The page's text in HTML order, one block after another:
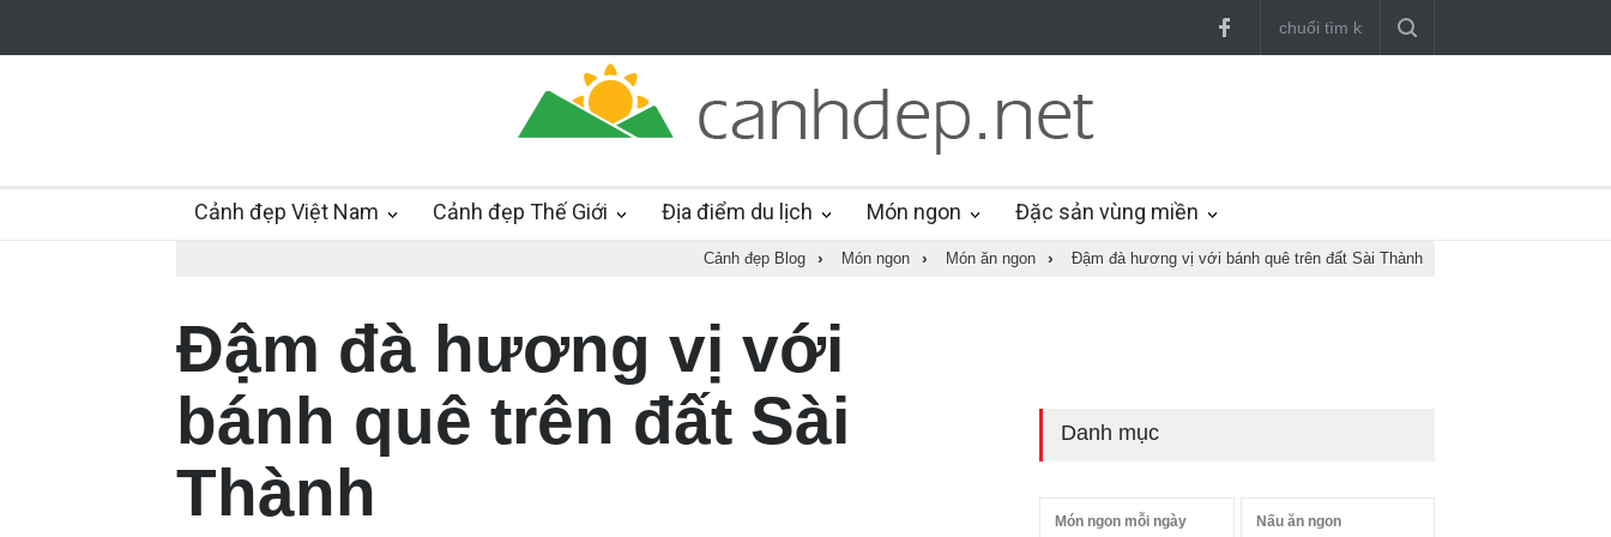
Cảnh đẹp Việt Nam Cảnh đẹp Thế Giới Địa điểm du lịch Món ngon Đặc sản vùng miền
Cảnh đẹp Blog › Món ngon › Món ăn ngon › Đậm đà hương vị với bánh quê trên đất Sài Thành
Đậm đà hương vị với
bánh quê trên đất Sài
Thành
Danh mục
Món ngon mỗi ngày Nấu ăn ngon